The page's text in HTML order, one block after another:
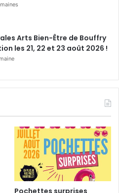
Arts Bien-Être de Bouffry
les 21, 22 et 23 août 2026 !
Pochettes surprises